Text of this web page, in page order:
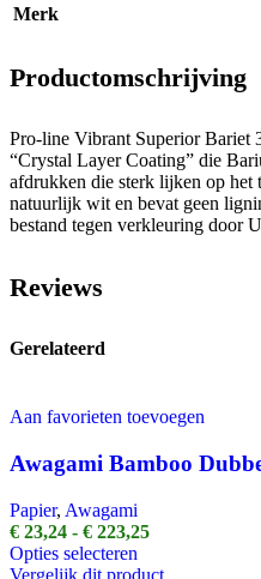
Merk
Productomschrijving
Pro-line Vibrant Superior Bariet
“Crystal Layer Coating” die
afdrukken die sterk lijken op het
natuurlijk wit en bevat geen
bestand tegen verkleuring door
Reviews
Gerelateerd
Aan favorieten toevoegen
Awagami Bamboo
Papier, Awagami
€ 23,24 - € 223,25Prijsklasse:
tot
Opties selecteren
product
Vergelijk dit product